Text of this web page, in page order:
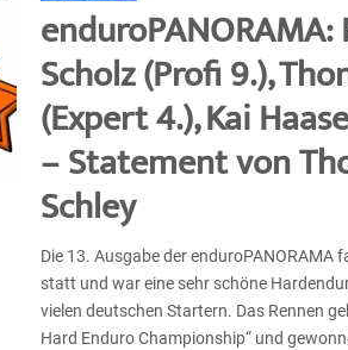
enduroPANORAMA:
Scholz (Profi 9.),
(Expert 4.), Kai
– Statement von
Schley
Die 13. Ausgabe der enduroPANORAMA
statt und war eine sehr schöne
vielen deutschen Startern. Das Rennen
Hard Enduro Championship“ und